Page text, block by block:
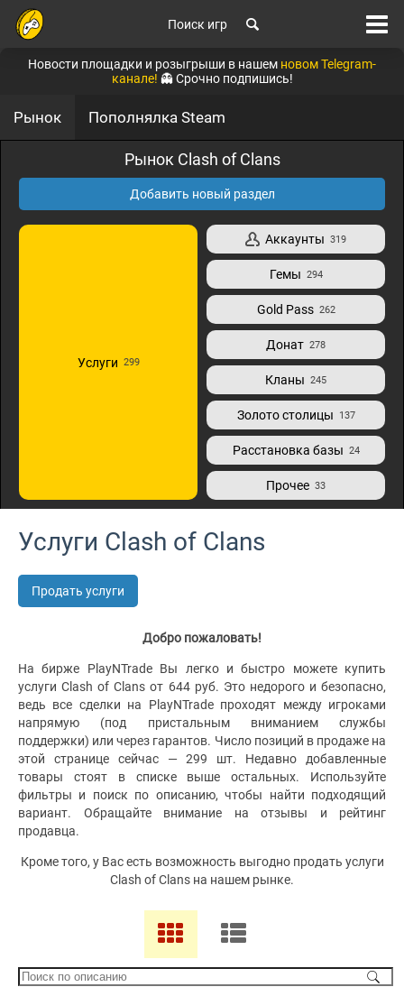
Поиск игр
Новости площадки и розыгрыши в нашем новом Telegram-
канале! 👻 Срочно подпишись!
Рынок Пополнялка Steam
Рынок Clash of Clans
Добавить новый раздел
Услуги 299
Аккаунты 319
Гемы 294
Gold Pass 262
Донат 278
Кланы 245
Золото столицы 137
Расстановка базы 24
Прочее 33
Услуги Clash of Clans
Продать услуги
Добро пожаловать!
На бирже PlayNTrade Вы легко и быстро можете купить
услуги Clash of Clans от 644 руб. Это недорого и безопасно,
ведь все сделки на PlayNTrade проходят между игроками
напрямую (под пристальным вниманием службы
поддержки) или через гарантов. Число позиций в продаже на
этой странице сейчас — 299 шт. Недавно добавленные
товары стоят в списке выше остальных. Используйте
фильтры и поиск по описанию, чтобы найти подходящий
вариант. Обращайте внимание на отзывы и рейтинг
продавца.
Кроме того, у Вас есть возможность выгодно продать услуги
Clash of Clans на нашем рынке.